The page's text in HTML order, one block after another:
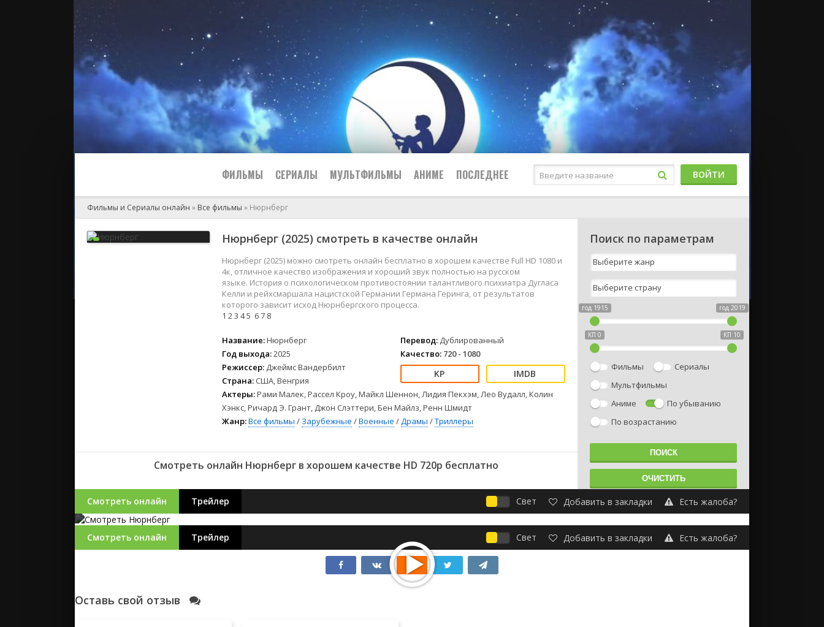
ФИЛЬМЫ
2024
2023
2022
2021
Русские
СССР
Зарубежные
Боевики
Военные
Детективы
Детские
Драмы
Мелодрамы
Приключения
Семейные
Спорт
Фантастика
Фэнтези
СЕРИАЛЫ МУЛЬТФИЛЬМЫ АНИМЕ ПОСЛЕДНЕЕ
2024
2023
2022
Русские
СССР
Зарубежные
ВОЙТИ
Фильмы и Сериалы онлайн » Все фильмы » Нюрнберг
Нюрнберг (2025) смотреть в качестве онлайн
Нюрнберг (2025) можно смотреть онлайн бесплатно в хорошем качестве Full HD 1080 и
4к, отличное качество изображения и хороший звук полностью на русском
языке. История о психологическом противостоянии талантливого психиатра Дугласа
Келли и рейхсмаршала нацистской Германии Германа Геринга, от результатов
которого зависит исход Нюрнбергского процесса.
1 23 45 67 8
Название:Нюрнберг
Год выхода:2025
Режиссер: Джеймс Вандербилт
Страна: США, Венгрия
Перевод: Дублированный
Качество: 720 - 1080
Актеры:Рами Малек, Рассел Кроу, Майкл Шеннон, Лидия Пекхэм, Лео Вудалл, Колин
Хэнкс, Ричард Э. Грант, Джон Слэттери, Бен Майлз, Ренн Шмидт
Жанр:Все фильмы / Зарубежные /Военные /Драмы /Триллеры
Смотреть онлайн Нюрнберг в хорошем качестве HD 720p бесплатно
Поиск по параметрам
год 1915 год 2019
КП 0 КП 10
Фильмы
Сериалы
Мультфильмы
Аниме
По убыванию
По возрастанию
Смотреть онлайн Трейлер Свет Добавить в закладки Есть жалоба?
Смотреть онлайн Трейлер Свет Добавить в закладки Есть жалоба?
Оставь свой отзыв